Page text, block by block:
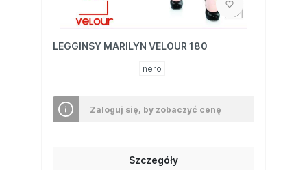
LEGGINSY MARILYN VELOUR 180
nero
Zaloguj się, by zobaczyć cenę
Szczegóły